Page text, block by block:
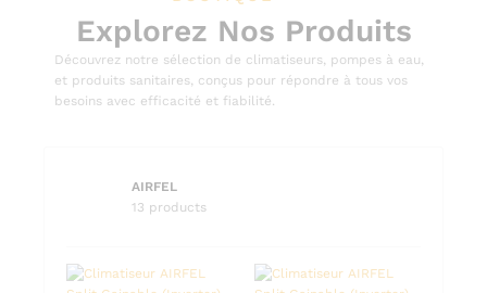
Explorez Nos Produits
Découvrez notre sélection de climatiseurs, pompes à eau,
et produits sanitaires, conçus pour répondre à tous vos
besoins avec efficacité et fiabilité.
AIRFEL
13 products